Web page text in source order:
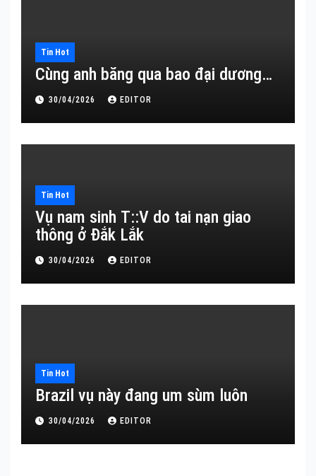
Tin Hot
Cùng anh băng qua bao đại dương…
30/04/2026 EDITOR
Tin Hot
Vụ nam sinh T::V do tai nạn giao
thông ở Đắk Lắk
30/04/2026 EDITOR
Tin Hot
Brazil vụ này đang um sùm luôn
30/04/2026 EDITOR